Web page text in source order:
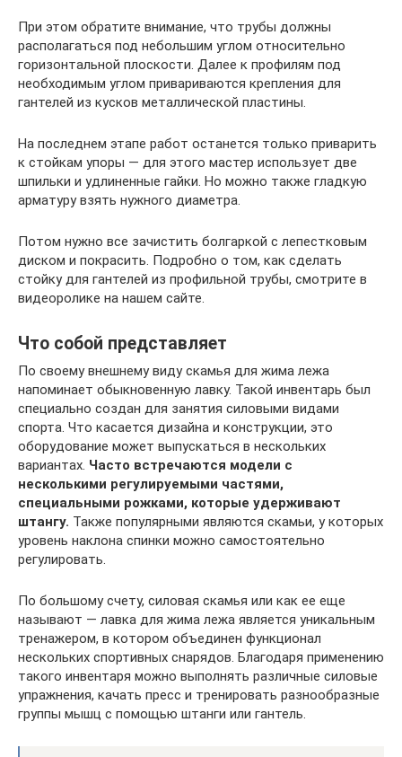
При этом обратите внимание, что трубы должны
располагаться под небольшим углом относительно
горизонтальной плоскости. Далее к профилям под
необходимым углом привариваются крепления для
гантелей из кусков металлической пластины.
На последнем этапе работ останется только приварить
к стойкам упоры — для этого мастер использует две
шпильки и удлиненные гайки. Но можно также гладкую
арматуру взять нужного диаметра.
Потом нужно все зачистить болгаркой с лепестковым
диском и покрасить. Подробно о том, как сделать
стойку для гантелей из профильной трубы, смотрите в
видеоролике на нашем сайте.
Что собой представляет
По своему внешнему виду скамья для жима лежа
напоминает обыкновенную лавку. Такой инвентарь был
специально создан для занятия силовыми видами
спорта. Что касается дизайна и конструкции, это
оборудование может выпускаться в нескольких
вариантах. Часто встречаются модели с
несколькими регулируемыми частями,
специальными рожками, которые удерживают
штангу. Также популярными являются скамьи, у которых
уровень наклона спинки можно самостоятельно
регулировать.
По большому счету, силовая скамья или как ее еще
называют — лавка для жима лежа является уникальным
тренажером, в котором объединен функционал
нескольких спортивных снарядов. Благодаря применению
такого инвентаря можно выполнять различные силовые
упражнения, качать пресс и тренировать разнообразные
группы мышц с помощью штанги или гантель.